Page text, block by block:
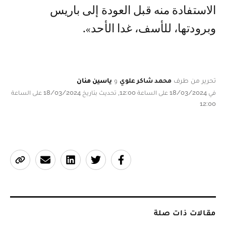
الاستفادة منه قبل العودة إلى باريس
وبرودتها، للأسف، غدا الأحد».
تحرير من طرف محمد شاكر علوي و ياسين منان
في 18/03/2024 على الساعة 12:00, تحديث بتاريخ 18/03/2024 على الساعة
12:00
مقالات ذات صلة